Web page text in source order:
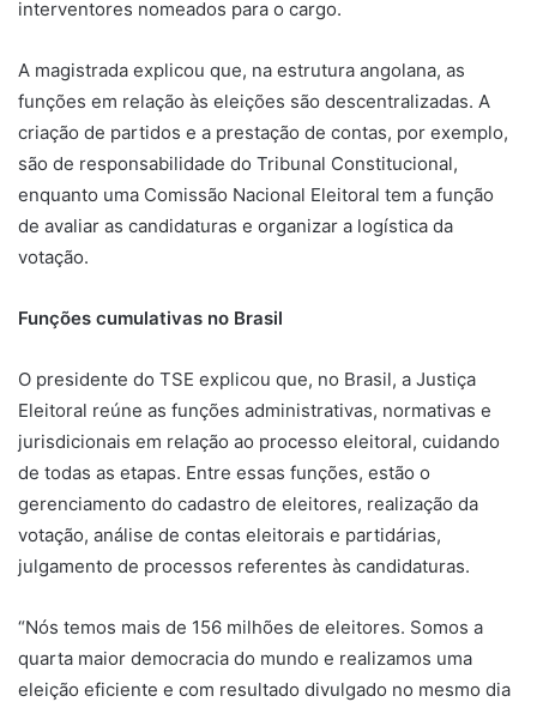
interventores nomeados para o cargo.
A magistrada explicou que, na estrutura angolana, as
funções em relação às eleições são descentralizadas. A
criação de partidos e a prestação de contas, por exemplo,
são de responsabilidade do Tribunal Constitucional,
enquanto uma Comissão Nacional Eleitoral tem a função
de avaliar as candidaturas e organizar a logística da
votação.
Funções cumulativas no Brasil
O presidente do TSE explicou que, no Brasil, a Justiça
Eleitoral reúne as funções administrativas, normativas e
jurisdicionais em relação ao processo eleitoral, cuidando
de todas as etapas. Entre essas funções, estão o
gerenciamento do cadastro de eleitores, realização da
votação, análise de contas eleitorais e partidárias,
julgamento de processos referentes às candidaturas.
“Nós temos mais de 156 milhões de eleitores. Somos a
quarta maior democracia do mundo e realizamos uma
eleição eficiente e com resultado divulgado no mesmo dia